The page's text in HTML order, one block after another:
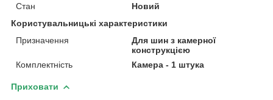
Стан
Новий
Користувальницькі характеристики
Призначення
Для шин з камерної
конструкцією
Комплектність
Камера - 1 штука
Приховати